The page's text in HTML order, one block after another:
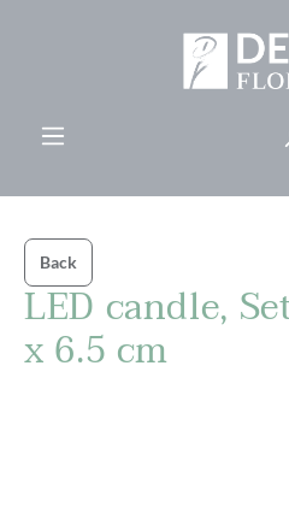
Back
LED candle,
x 6.5 cm